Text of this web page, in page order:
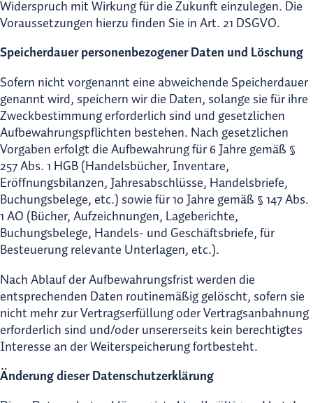
Widerspruch mit Wirkung für die Zukunft einzulegen. Die
Voraussetzungen hierzu finden Sie in Art. 21 DSGVO.
Speicherdauer personenbezogener Daten und Löschung
Sofern nicht vorgenannt eine abweichende Speicherdauer
genannt wird, speichern wir die Daten, solange sie für ihre
Zweckbestimmung erforderlich sind und gesetzlichen
Aufbewahrungspflichten bestehen. Nach gesetzlichen
Vorgaben erfolgt die Aufbewahrung für 6 Jahre gemäß §
257 Abs. 1 HGB (Handelsbücher, Inventare,
Eröffnungsbilanzen, Jahresabschlüsse, Handelsbriefe,
Buchungsbelege, etc.) sowie für 10 Jahre gemäß § 147 Abs.
1 AO (Bücher, Aufzeichnungen, Lageberichte,
Buchungsbelege, Handels- und Geschäftsbriefe, für
Besteuerung relevante Unterlagen, etc.).
Nach Ablauf der Aufbewahrungsfrist werden die
entsprechenden Daten routinemäßig gelöscht, sofern sie
nicht mehr zur Vertragserfüllung oder Vertragsanbahnung
erforderlich sind und/oder unsererseits kein berechtigtes
Interesse an der Weiterspeicherung fortbesteht.
Änderung dieser Datenschutzerklärung